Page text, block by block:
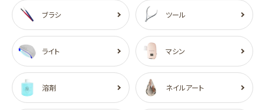
ブラシ ツール
ライト マシン
溶剤 ネイルアート